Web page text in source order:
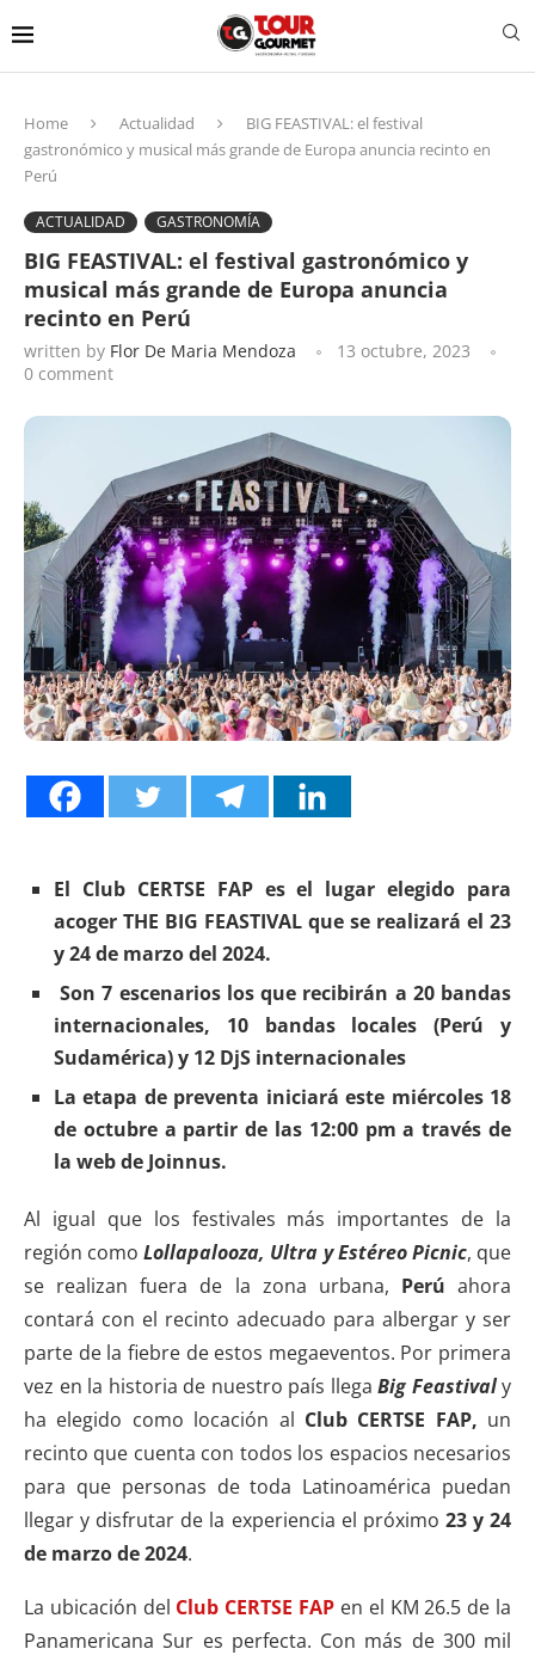
Home Actualidad
BIG FEASTIVAL: el festival
gastronómico y musical más grande de Europa anuncia recinto en
Perú
ACTUALIDAD GASTRONOMÍA
BIG FEASTIVAL: el festival gastronómico y
musical más grande de Europa anuncia
recinto en Perú
written by Flor De Maria Mendoza
13 octubre, 2023
0 comment
El Club CERTSE FAP es el lugar elegido para
acoger THE BIG FEASTIVAL que se realizará el 23
y 24 de marzo del 2024.
Son 7 escenarios los que recibirán a 20 bandas
internacionales, 10 bandas locales (Perú y
Sudamérica) y 12 DjS internacionales
La etapa de preventa iniciará este miércoles 18
de octubre a partir de las 12:00 pm a través de
la web de Joinnus.
Al igual que los festivales más importantes de la
región comoLollapalooza, Ultra y Estéreo Picnic, que
se realizan fuera de la zona urbana, Perú ahora
contará con el recinto adecuado para albergar y ser
parte de la fiebre de estos megaeventos. Por primera
vez en la historia de nuestro país llega Big Feastivaly
ha elegido como locación al Club CERTSE FAP, un
recinto que cuenta con todos los espacios necesarios
para que personas de toda Latinoamérica puedan
llegar y disfrutar de la experiencia el próximo 23 y 24
de marzo de 2024.
La ubicación del Club CERTSE FAP en el KM 26.5 de la
Panamericana Sur es perfecta. Con más de 300 mil